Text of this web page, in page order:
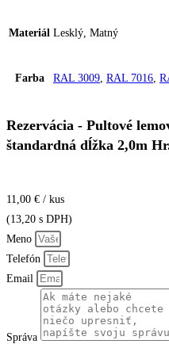
Materiál Lesklý, Matný
Farba RAL 3009 RAL 7016
Rezervácia - Pultové
štandardná dĺžka 2,0m
11,00 € / kus
(13,20 s DPH)
Meno
Telefón
Email
Správa